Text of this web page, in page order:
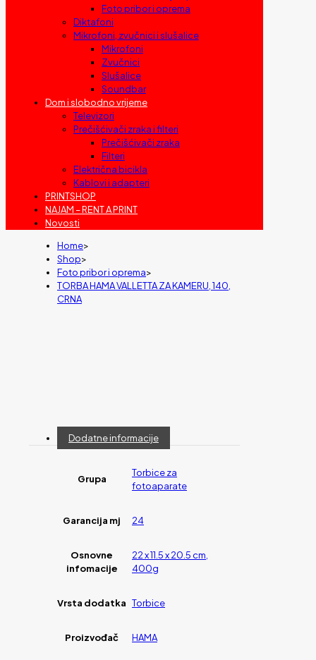
Foto pribor i oprema
Diktafoni
Mikrofoni, zvučnici i slušalice
Mikrofoni
Zvučnici
Slušalice
Soundbar
Dom i slobodno vrijeme
Televizori
Prečišćivači zraka i filteri
Prečišćivači zraka
Filteri
Električna bicikla
Kablovi i adapteri
PRINTSHOP
NAJAM – RENT A PRINT
Novosti
Home>
Shop>
Foto pribor i oprema>
TORBA HAMA VALLETTA ZA KAMERU, 140,
CRNA
Dodatne informacije
Grupa
Torbice za
fotoaparate
Garancija mj 24
Osnovne
infomacije
22 x 11.5 x 20.5 cm,
400g
Vrsta dodatka Torbice
Proizvođač HAMA